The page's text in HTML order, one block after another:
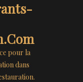
pour la
dans